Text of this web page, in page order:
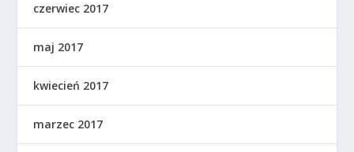
czerwiec 2017
maj 2017
kwiecień 2017
marzec 2017